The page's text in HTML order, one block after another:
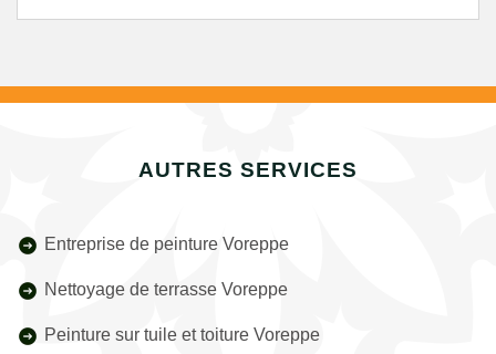
AUTRES SERVICES
Entreprise de peinture Voreppe
Nettoyage de terrasse Voreppe
Peinture sur tuile et toiture Voreppe